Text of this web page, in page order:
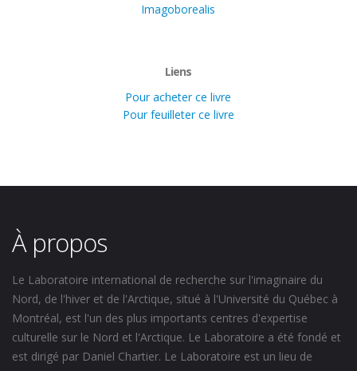
Imagoborealis
Liens
Pour acheter ce livre
Pour feuilleter ce livre
À propos
Le Laboratoire international de recherche sur l'imaginaire du
Nord, de l'hiver et de l'Arctique, situé à l'Université du Québec à
Montréal, est l'un des plus importants centres d'expertise
culturelle sur le Nord et l'Arctique. Le Laboratoire a été fondé et
est dirigé par Daniel Chartier. Le Laboratoire est un lieu de